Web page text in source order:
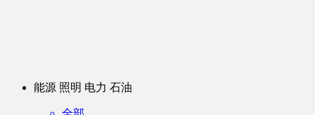
能源 照明 电力 石油